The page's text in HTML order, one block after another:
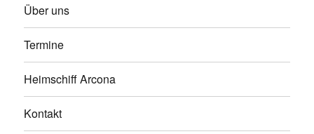
Über uns
Termine
Heimschiff Arcona
Kontakt